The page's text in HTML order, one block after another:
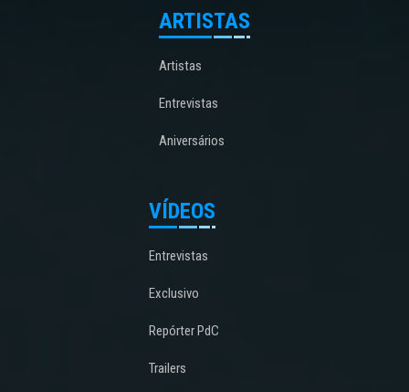
ARTISTAS
Artistas
Entrevistas
Aniversários
VÍDEOS
Entrevistas
Exclusivo
Repórter PdC
Trailers